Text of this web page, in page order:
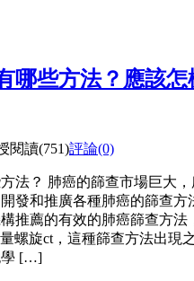
哪些方法？應該怎
閱讀(751)評論(0)
法？ 肺癌的篩查市場巨大
發和推廣各種肺癌的篩查方
推薦的有效的肺癌篩查方法
螺旋ct，這種篩查方法出現
學 […]